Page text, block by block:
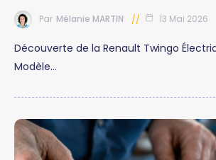
Par Mélanie MARTIN 13 Mai 2026
Découverte de la Renault Twingo
Modèle…